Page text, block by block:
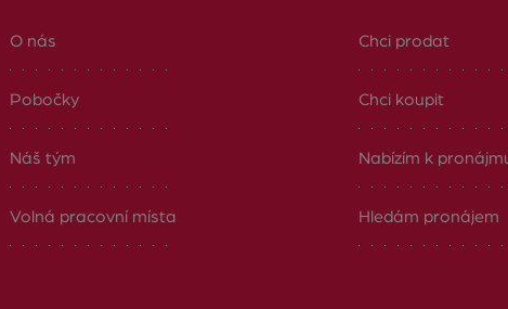
O nás
Pobočky
Náš tým
Volná pracovní místa
Chci prodat
Chci koupit
Nabízím k
Hledám pronájem